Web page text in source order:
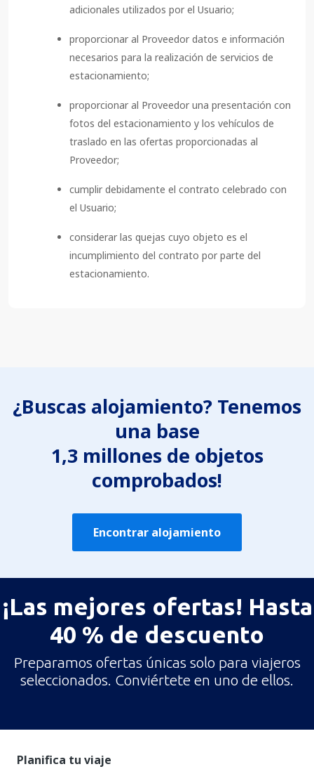
adicionales utilizados por el Usuario;
proporcionar al Proveedor datos e información
necesarios para la realización de servicios de
estacionamiento;
proporcionar al Proveedor una presentación con
fotos del estacionamiento y los vehículos de
traslado en las ofertas proporcionadas al
Proveedor;
cumplir debidamente el contrato celebrado con
el Usuario;
considerar las quejas cuyo objeto es el
incumplimiento del contrato por parte del
estacionamiento.
¿Buscas alojamiento? Tenemos
una base
1,3 millones de objetos
comprobados!
Encontrar alojamiento
¡Las mejores ofertas! Hasta
40 % de descuento
Preparamos ofertas únicas solo para viajeros
seleccionados. Conviértete en uno de ellos.
Planifica tu viaje